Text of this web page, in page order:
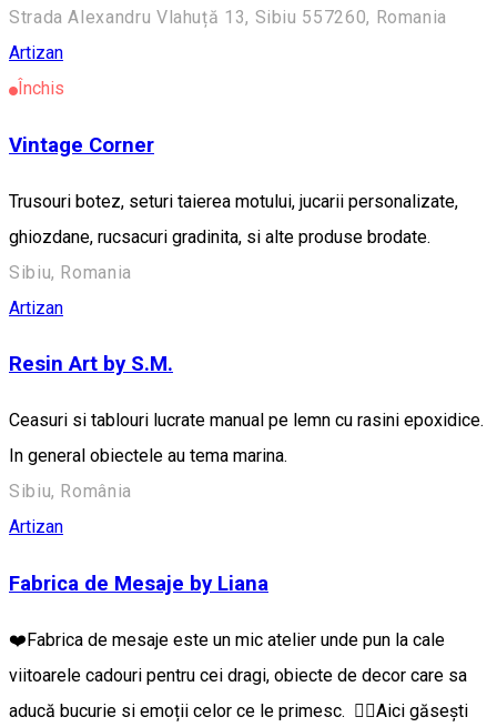
Strada Alexandru Vlahuță 13, Sibiu 557260, Romania
Artizan
Închis
Vintage Corner
Trusouri botez, seturi taierea motului, jucarii personalizate,
ghiozdane, rucsacuri gradinita, si alte produse brodate.
Sibiu, Romania
Artizan
Resin Art by S.M.
Ceasuri si tablouri lucrate manual pe lemn cu rasini epoxidice.
In general obiectele au tema marina.
Sibiu, România
Artizan
Fabrica de Mesaje by Liana
❤️Fabrica de mesaje este un mic atelier unde pun la cale
viitoarele cadouri pentru cei dragi, obiecte de decor care sa
aducă bucurie si emoții celor ce le primesc. 👉🏼Aici găsești